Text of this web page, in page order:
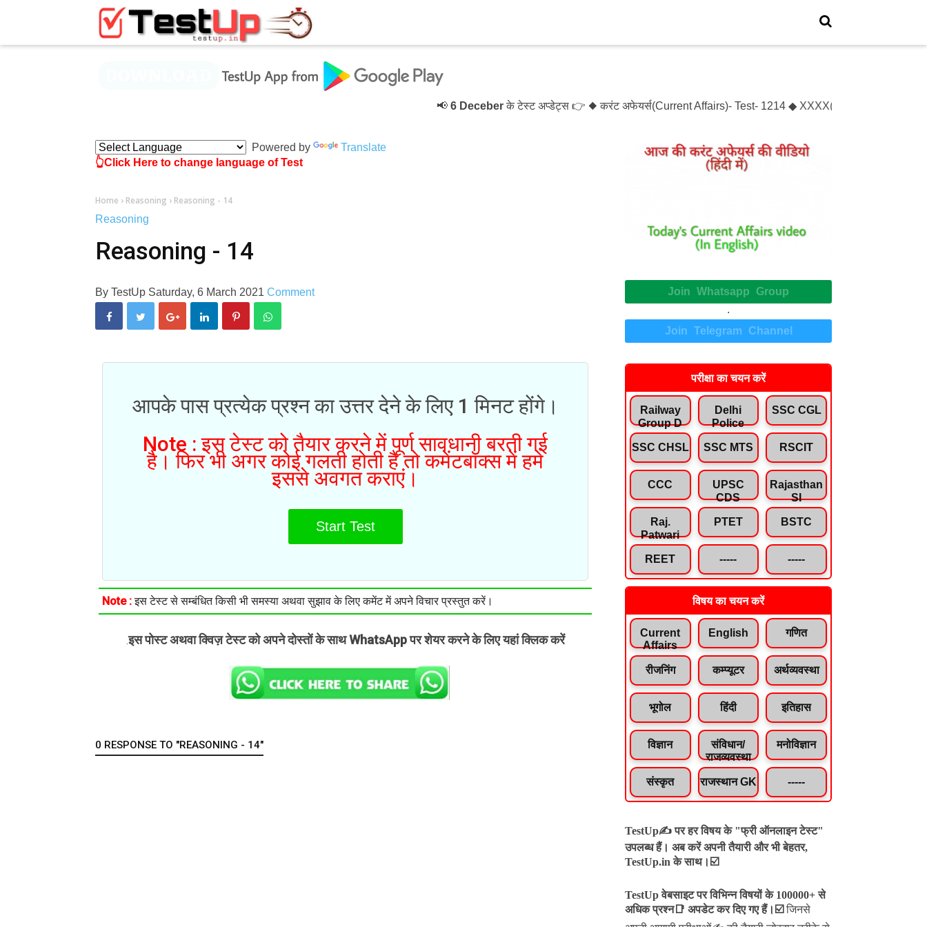
6 Deceberके टेस्ट अप्डेट्स 👉 ◆ करंट अफेयर्स(Current Affairs)- Test- 1214 ◆ XXXX(XXXXX)- Test-
Powered by
Translate
👆Click Here to change language of Test
Home › Reasoning › Reasoning - 14
Reasoning
Reasoning - 14
By TestUp Saturday, 6 March 2021 Comment
आपके पास प्रत्येक प्रश्न का उत्तर देने के लिए 1 मिनट होंगे।
Note : इस टेस्ट को तैयार करने में पूर्ण सावधानी बरती गई
है। फिर भी अगर कोई गलती होती है तो कमेंटबॉक्स में हमे
इससे अवगत कराएं।
Start Test
Note :इस टेस्ट से सम्बंधित किसी भी समस्या अथवा सुझाव के लिए कमेंट में अपने विचार प्रस्तुत करें।
.इस पोस्ट अथवा क्विज़ टेस्ट को अपने दोस्तों के साथ WhatsApp पर शेयर करने के लिए यहां क्लिक करें
0 RESPONSE TO "REASONING - 14"
Join Whatsapp Group
.
Join Telegram Channel
परीक्षा का चयन करें
Railway
Group D
Delhi
Police
SSC CGL
SSC CHSL SSC MTS RSCIT
CCC
UPSC
CDS
Rajasthan
SI
Raj.
Patwari
PTET BSTC
REET ----- -----
विषय का चयन करें
Current
Affairs
English गणित
रीजनिंग कम्प्यूटर अर्थव्यवस्था
भूगोल हिंदी इतिहास
विज्ञान
संविधान/
राजव्यवस्था
मनोविज्ञान
संस्कृत राजस्थान GK -----
TestUp✍️ पर हर विषय के "फ्री ऑनलाइन टेस्ट"
उपलब्ध हैं। अब करें अपनी तैयारी और भी बेहतर,
TestUp.in के साथ।☑️
TestUp वेबसाइट पर विभिन्न विषयों के 100000+ से
अधिक प्रश्न📑 अपडेट कर दिए गए हैं। ☑️ जिनसे